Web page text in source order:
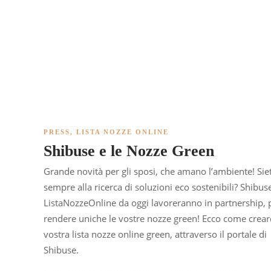
PRESS, LISTA NOZZE ONLINE
Shibuse e le Nozze Green
Grande novità per gli sposi, che amano l’ambiente!
sempre alla ricerca di soluzioni eco sostenibili?
ListaNozzeOnline da oggi lavoreranno in partnership,
rendere uniche le vostre nozze green! Ecco come
vostra lista nozze online green, attraverso il portale di
Shibuse.